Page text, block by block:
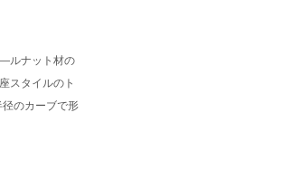
ルナット材の
スタイルのト
のカーブで形